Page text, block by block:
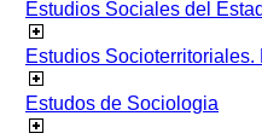
Estudios Sociales del
Estudios Socioterritoriales.
Estudos de Sociologia